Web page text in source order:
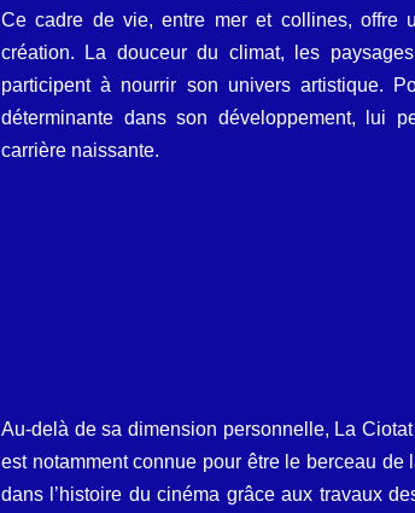
Ce cadre de vie, entre mer et collines, offre
création. La douceur du climat, les
participent à nourrir son univers artistique.
déterminante dans son développement, lui
carrière naissante.
Au-delà de sa dimension personnelle, La
est notamment connue pour être le berceau
dans l’histoire du cinéma grâce aux travaux